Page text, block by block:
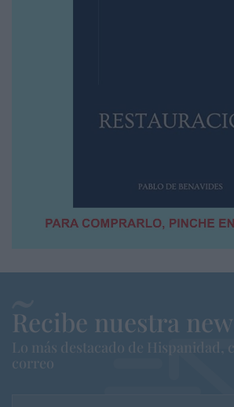
Recibe nuestra
Lo más destacado de Hispanidad,
correo